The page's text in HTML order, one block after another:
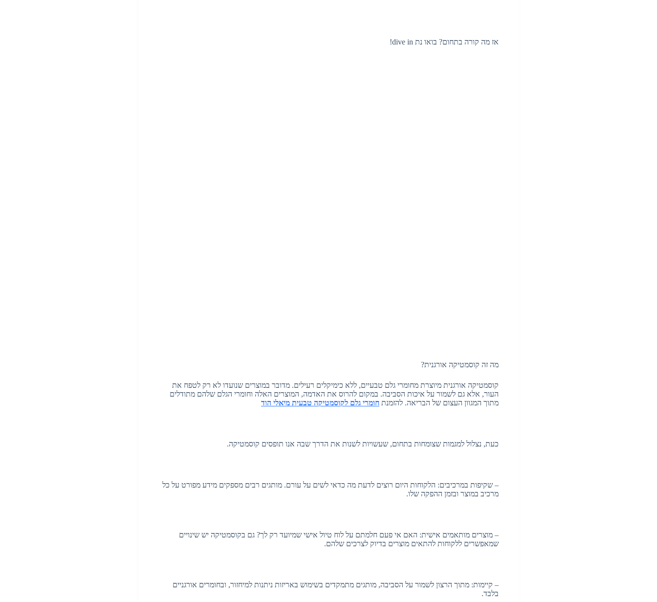
אז מה קורה בתחום? בואו נת dive in!
מה זה קוסמטיקה אורגנית?
קוסמטיקה אורגנית מיוצרת מחומרי גלם טבעיים, ללא כימיקלים רעילים. מדובר במוצרים שנועדו לא רק לטפח את
העור, אלא גם לשמור על איכות הסביבה. במקום להרוס את האדמה, המוצרים האלה וחומרי הגלם שלהם מתודלים
מתוך המגוון העצום של הבריאה. להזמנת חומרי גלם לקוסמטיקה טבעית מיאלי הוד
כעת, נצלול למגמות שצומחות בתחום, שעשויות לשנות את הדרך שבה אנו תופסים קוסמטיקה.
– שקיפות במרכיבים: הלקוחות היום רוצים לדעת מה כדאי לשים על עורם. מותגים רבים מספקים מידע מפורט על כל
מרכיב במוצר ובזמן ההפקה שלו.
– מוצרים מותאמים אישית: האם אי פעם חלמתם על לוח טיול אישי שמיועד רק לך? גם בקוסמטיקה יש שינויים
שמאפשרים ללקוחות להתאים מוצרים בדיוק לצרכים שלהם.
– קיימות: מתוך הרצון לשמור על הסביבה, מותגים מתמקדים בשימוש באריזות ניתנות למיחזור, ובחומרים אורגניים
בלבד.